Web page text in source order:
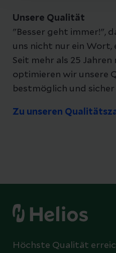
Unsere Qualität
"Besser geht immer!",
uns nicht nur ein Wort,
Seit mehr als 25 Jahren
optimieren wir unsere
bestmöglich und
Zu unseren
Höchste Qualität